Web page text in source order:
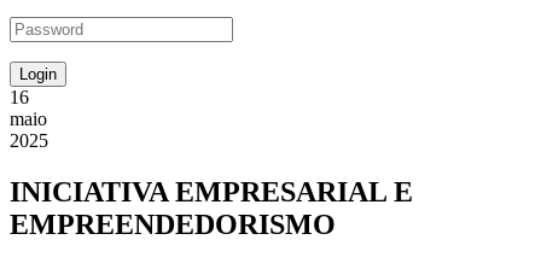
16
maio
2025
INICIATIVA EMPRESARIAL E
EMPREENDEDORISMO